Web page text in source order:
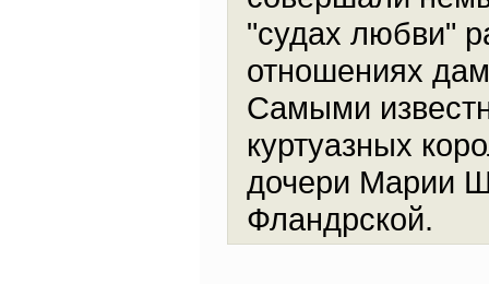
"судах любви"
отношениях
Самыми
куртуазных
дочери Марии
Фландрской.